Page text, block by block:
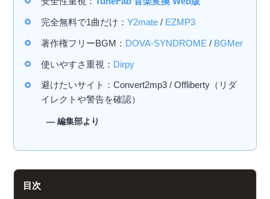
完全無料で1曲だけ：Y2mate/ EZMP3
著作権フリーBGM： DOVA-SYNDROME / BGMer
使いやすさ重視： Dirpy
避けたいサイト：Convert2mp3 / Offliberty（リダ
イレクトや警告を確認）
— 編集部より
目次